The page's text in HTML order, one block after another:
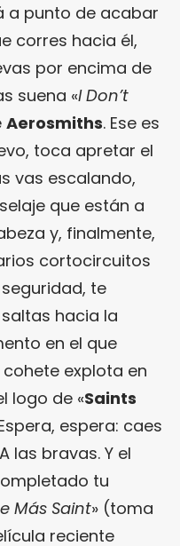
a punto de acabar
corres hacia él,
por encima de
suena «I Don’t
Aerosmiths. Ese es
toca apretar el
vas escalando,
que están a
y, finalmente,
cortocircuitos
te
hacia la
en el que
cohete explota en
logo de «Saints
espera: caes
las bravas. Y el
tu
Más Saint» (toma
reciente